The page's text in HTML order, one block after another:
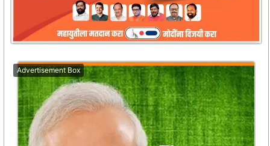
Advertisement Box